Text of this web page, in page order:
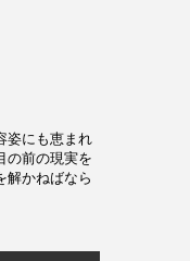
姿にも恵まれ
前の現実を
解かねばなら